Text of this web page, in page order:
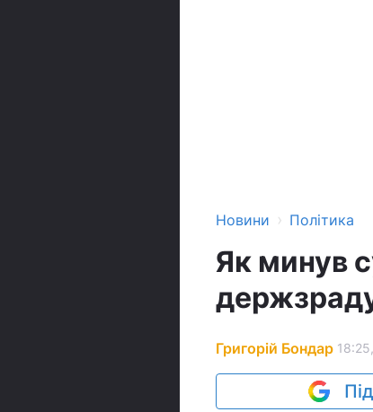
Новини › Політика
Як минув
Григорій Бондар